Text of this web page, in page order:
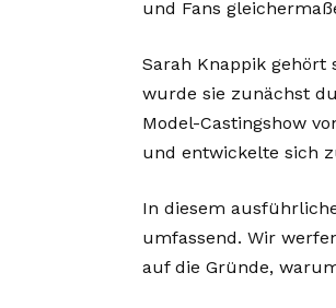
und Fans
Sarah Knappik
wurde sie zunächst
Model-Castingshow
und entwickelte sich
In diesem
umfassend. Wir
auf die Gründe,